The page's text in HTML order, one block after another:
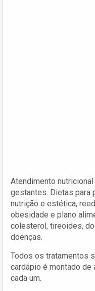
Atendimento
gestantes. Dietas para
nutrição e estética,
obesidade e plano
colesterol, tireoides,
doenças.
Todos os tratamentos
cardápio é montado
cada um.